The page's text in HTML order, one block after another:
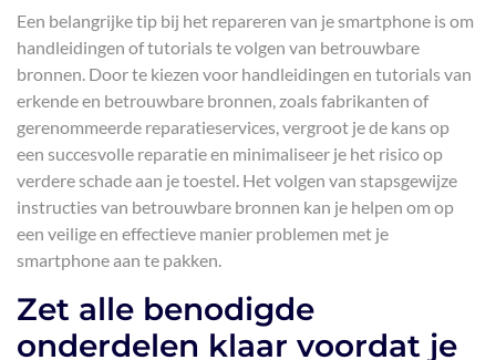
Een belangrijke tip bij het repareren van je smartphone is om
handleidingen of tutorials te volgen van betrouwbare
bronnen. Door te kiezen voor handleidingen en tutorials van
erkende en betrouwbare bronnen, zoals fabrikanten of
gerenommeerde reparatieservices, vergroot je de kans op
een succesvolle reparatie en minimaliseer je het risico op
verdere schade aan je toestel. Het volgen van stapsgewijze
instructies van betrouwbare bronnen kan je helpen om op
een veilige en effectieve manier problemen met je
smartphone aan te pakken.
Zet alle benodigde
onderdelen klaar voordat je